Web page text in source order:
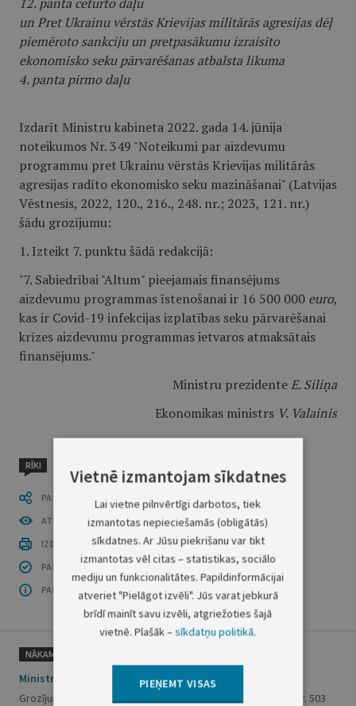
un Pret Ukrainu vērstās Krievijas militārās agresijas dēļ
piemēroto sankciju un pretpasākumu izraisīto
ekonomisko seku pārvarēšanas atbalsta likuma
4. panta pirmo daļu
Izdarīt Ministru kabineta 2022. gada 14. jūnija
noteikumos Nr. 349 "Noteikumi par aizdevumu
programmu pret Ukrainu vērstās Krievijas militārās
agresijas radīto ekonomisko seku mazināšanai" (Latvijas
Vēstnesis, 2022, 120., 216., 248. nr.; 2023, 121. nr.)
šādu grozījumu:
1. Izteikt 7. punktu šādā redakcijā:
"7. Sabiedrībai "Altum" pieejamais finansējums
aizdevumu programmas īstenošanai ir 16 500 000 euro,
kas ir Covid-19 infekcijas izplatības seku pārvarēšanai
krīzes aizdevumu programmas ietvaros atmaksātais
finansējums."
Ministru prezidenteE. Siliņa
Ekonomikas ministrs V. Valainis
RĪKI
PASTĀSTI CITIEM
ATVĒRT PUBLIKĀCIJU (PDF)
IZDRUKĀT PUBLIKĀCIJU
PAR INFORMĀCIJAS DROŠĪBU
PAR ŠO GRUPU
NĀKAMAIS
Ministru kabineta noteikumi Nr. 628
Grozījumi Ministru kabineta 2021. gada 6. jūlija noteikumos Nr. 503
Vietnē izmantojam sīkdatnes
Lai vietne pilnvērtīgi darbotos, tiek
izmantotas nepieciešamās (obligātās)
sīkdatnes. Ar Jūsu piekrišanu var tikt
izmantotas vēl citas – statistikas, sociālo
mediju un funkcionalitātes. Papildinformācijai
atveriet "Pielāgot izvēli". Jūs varat jebkurā
brīdī mainīt savu izvēli, atgriežoties šajā
vietnē. Plašāk –sīkdatņu politikā.
PIEŅEMT VISAS